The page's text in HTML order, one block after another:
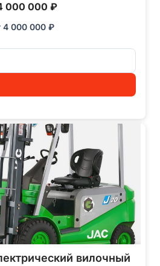
000 000 ₽
4 000 000 ₽
вилочный